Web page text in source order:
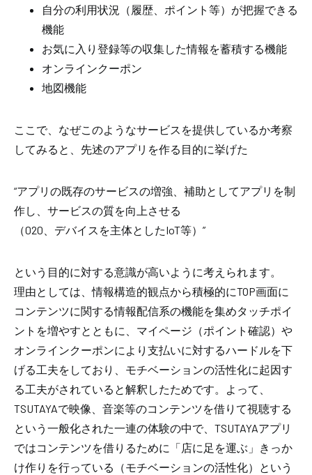
自分の利用状況（履歴、ポイント等）が把握できる
機能
お気に入り登録等の収集した情報を蓄積する機能
オンラインクーポン
地図機能
ここで、なぜこのようなサービスを提供しているか考察
してみると、先述のアプリを作る目的に挙げた
“アプリの既存のサービスの増強、補助としてアプリを制
作し、サービスの質を向上させる
（020、デバイスを主体としたIoT等）”
という目的に対する意識が高いように考えられます。
理由としては、情報構造的観点から積極的にTOP画面に
コンテンツに関する情報配信系の機能を集めタッチポイ
ントを増やすとともに、マイページ（ポイント確認）や
オンラインクーポンにより支払いに対するハードルを下
げる工夫をしており、モチベーションの活性化に起因す
る工夫がされていると解釈したためです。よって、
TSUTAYAで映像、音楽等のコンテンツを借りて視聴する
という一般化された一連の体験の中で、TSUTAYAアプリ
ではコンテンツを借りるために「店に足を運ぶ」きっか
け作りを行っている（モチベーションの活性化）という